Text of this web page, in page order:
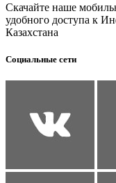
Скачайте наше
удобного доступа к
Казахстана
Социальные сети